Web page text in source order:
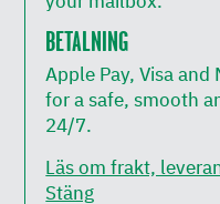
BETALNING
Apple Pay, Visa
for a safe, smooth
24/7.
Läs om frakt,
Stäng